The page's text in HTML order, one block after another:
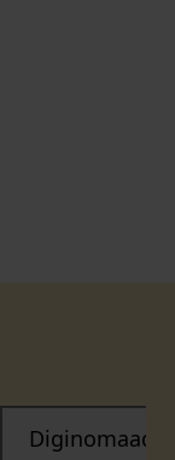
Diginomaad